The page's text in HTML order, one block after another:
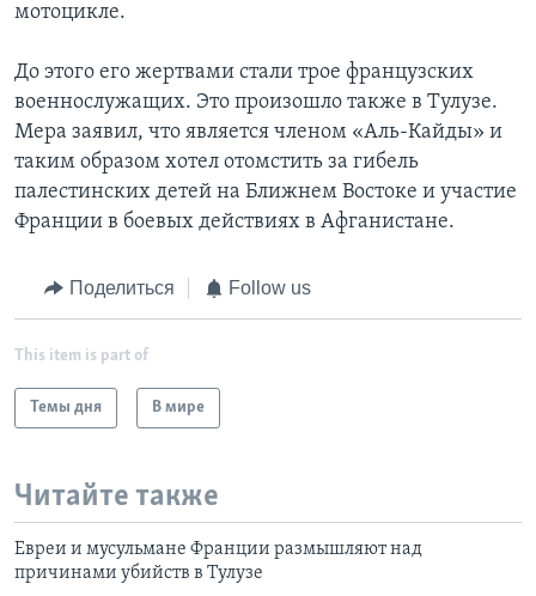
мотоцикле.
До этого его жертвами стали трое французских
военнослужащих. Это произошло также в Тулузе.
Мера заявил, что является членом «Аль-Кайды» и
таким образом хотел отомстить за гибель
палестинских детей на Ближнем Востоке и участие
Франции в боевых действиях в Афганистане.
Поделиться Follow us
This item is part of
Темы дня В мире
Читайте также
Евреи и мусульмане Франции размышляют над
причинами убийств в Тулузе